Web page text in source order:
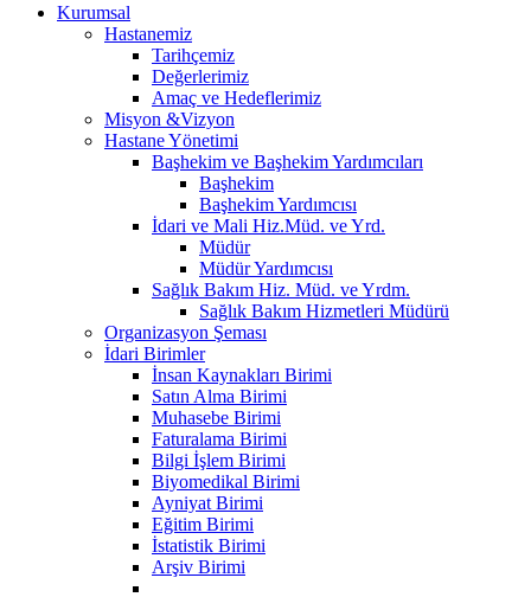
Kurumsal
Hastanemiz
Tarihçemiz
Değerlerimiz
Amaç ve Hedeflerimiz
Misyon &Vizyon
Hastane Yönetimi
Başhekim ve Başhekim Yardımcıları
Başhekim
Başhekim Yardımcısı
İdari ve Mali Hiz.Müd. ve Yrd.
Müdür
Müdür Yardımcısı
Sağlık Bakım Hiz. Müd. ve Yrdm.
Sağlık Bakım Hizmetleri Müdürü
Organizasyon Şeması
İdari Birimler
İnsan Kaynakları Birimi
Satın Alma Birimi
Muhasebe Birimi
Faturalama Birimi
Bilgi İşlem Birimi
Biyomedikal Birimi
Ayniyat Birimi
Eğitim Birimi
İstatistik Birimi
Arşiv Birimi